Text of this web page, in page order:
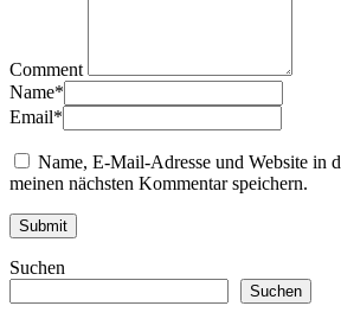
Comment
Name*
Email*
Name, E-Mail-Adresse und Website in
meinen nächsten Kommentar speichern.
Suchen
Suchen